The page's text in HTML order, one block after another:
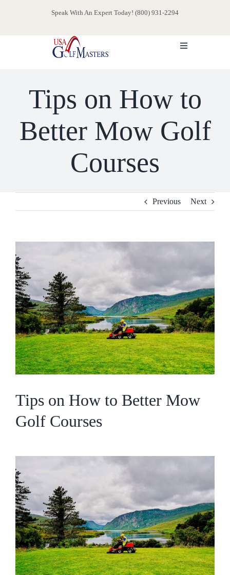
Speak With An Expert Today! (800) 931-2294
Toggle
ABOUT
SERVICES
CONTACT
SHOP
Tips on How to
Better Mow Golf
Courses
Previous Next
Larger
Image
Tips on How to Better Mow
Golf Courses